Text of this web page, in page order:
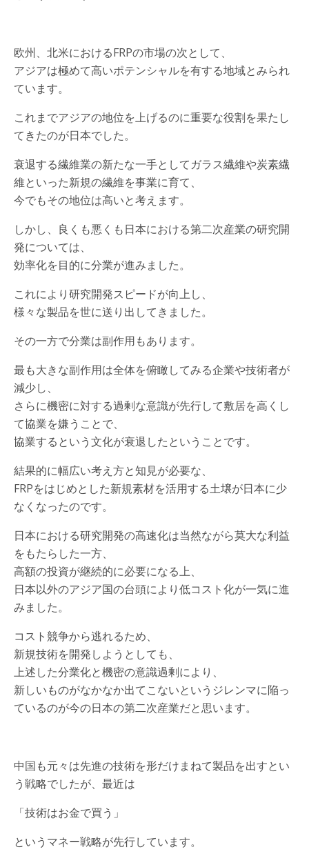
欧州、北米におけるFRPの市場の次として、
アジアは極めて高いポテンシャルを有する地域とみられ
ています。
これまでアジアの地位を上げるのに重要な役割を果たし
てきたのが日本でした。
衰退する繊維業の新たな一手としてガラス繊維や炭素繊
維といった新規の繊維を事業に育て、
今でもその地位は高いと考えます。
しかし、良くも悪くも日本における第二次産業の研究開
発については、
効率化を目的に分業が進みました。
これにより研究開発スピードが向上し、
様々な製品を世に送り出してきました。
その一方で分業は副作用もあります。
最も大きな副作用は全体を俯瞰してみる企業や技術者が
減少し、
さらに機密に対する過剰な意識が先行して敷居を高くし
て協業を嫌うことで、
協業するという文化が衰退したということです。
結果的に幅広い考え方と知見が必要な、
FRPをはじめとした新規素材を活用する土壌が日本に少
なくなったのです。
日本における研究開発の高速化は当然ながら莫大な利益
をもたらした一方、
高額の投資が継続的に必要になる上、
日本以外のアジア国の台頭により低コスト化が一気に進
みました。
コスト競争から逃れるため、
新規技術を開発しようとしても、
上述した分業化と機密の意識過剰により、
新しいものがなかなか出てこないというジレンマに陥っ
ているのが今の日本の第二次産業だと思います。
中国も元々は先進の技術を形だけまねて製品を出すとい
う戦略でしたが、最近は
「技術はお金で買う」
というマネー戦略が先行しています。